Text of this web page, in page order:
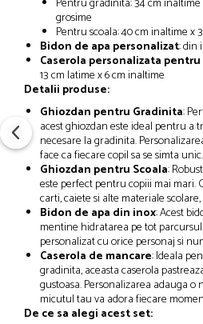
grosime
Pentru scoala: 40 cm inaltime x
Bidon de apa personalizat: din
Caserola personalizata
13 cm latime x 6 cm inaltime
Detalii produse:
Ghiozdan pentru Gradinita:
acest ghiozdan este ideal pentru a
necesare la gradinita.
face ca fiecare copil sa se simta unic.
Ghiozdan pentru Scoala:
este perfect pentru copiii mai
carti, caiete si alte materiale
Bidon de apa din inox: Acest
mentine hidratarea pe tot
personalizat cu orice personaj si
Caserola de mancare: Ideala
gradinita, aceasta caserola
gustoasa. Personalizarea adauga o
micutul tau va adora fiecare
De ce sa alegi acest set: